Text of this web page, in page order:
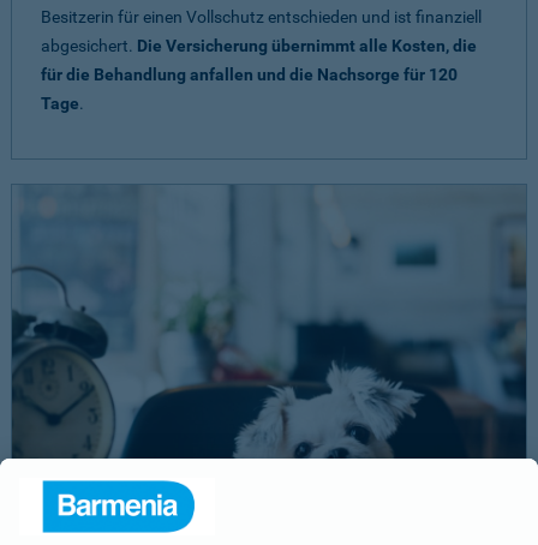
Besitzerin für einen Vollschutz entschieden und ist finanziell
abgesichert. Die Versicherung übernimmt alle Kosten, die
für die Behandlung anfallen und die Nachsorge für 120
Tage.